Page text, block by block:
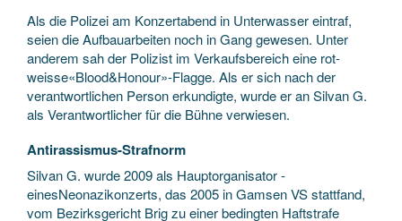
Als die Polizei am Konzertabend in Unterwasser eintraf,
seien die Aufbauarbeiten noch in Gang gewesen. Unter
anderem sah der Polizist im Verkaufsbereich eine rot-
weisse«Blood&Honour»-Flagge. Als er sich nach der
verantwortlichen Person erkundigte, wurde er an Silvan G.
als Verantwortlicher für die Bühne verwiesen.
Antirassismus-Strafnorm
Silvan G. wurde 2009 als Hauptorganisator ­
einesNeonazikonzerts, das 2005 in Gamsen VS stattfand,
vom Bezirksgericht Brig zu einer bedingten Haftstrafe